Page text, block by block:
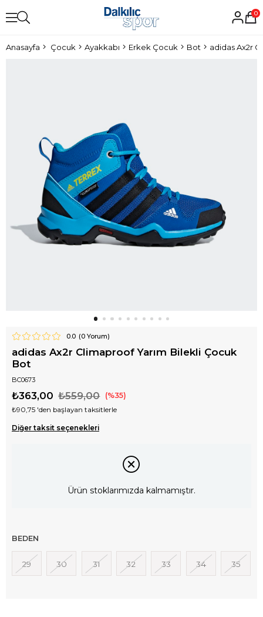
0
Anasayfa Çocuk Ayakkabı Erkek Çocuk Bot adidas Ax2r
0.0 (0Yorum)
adidas Ax2r Climaproof Yarım Bilekli Çocuk
Bot
BC0673
₺559,00
₺363,00 35
₺90,75 'den başlayan taksitlerle
Diğer taksit seçenekleri
Ürün stoklarımızda kalmamıştır.
BEDEN
29 30 31 32 33 34 35